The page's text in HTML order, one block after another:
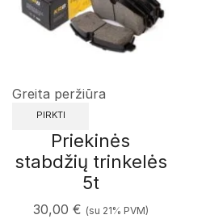
Greita peržiūra
PIRKTI
Priekinės
stabdžių trinkelės
5t
30,00 € (su 21% PVM)